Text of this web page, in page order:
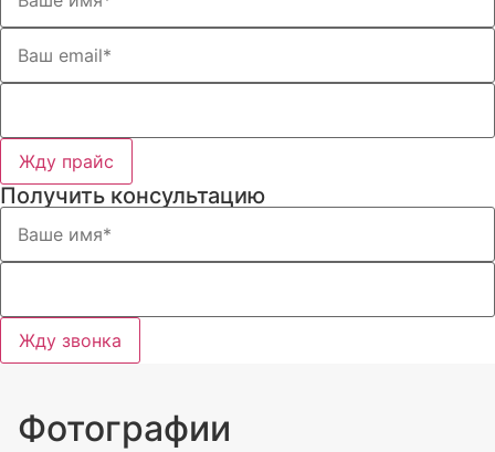
Жду прайс
Получить консультацию
Жду звонка
Фотографии